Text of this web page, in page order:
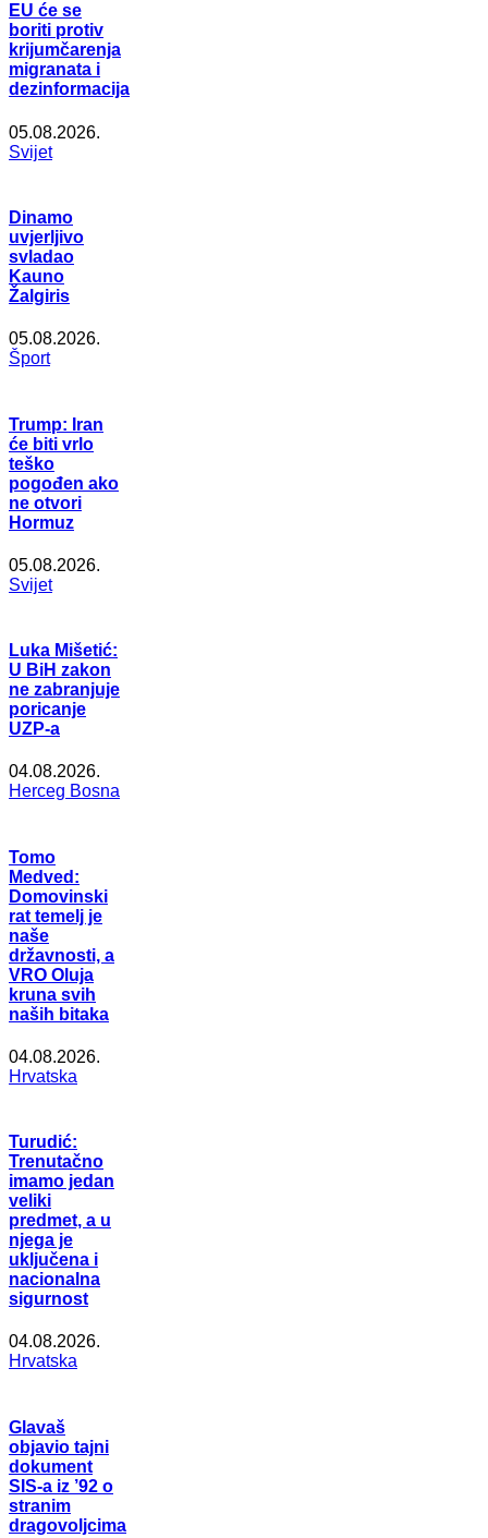
EU će se
boriti protiv
krijumčarenja
migranata i
dezinformacija
05.08.2026.
Svijet
Dinamo
uvjerljivo
svladao
Kauno
Žalgiris
05.08.2026.
Šport
Trump: Iran
će biti vrlo
teško
pogođen ako
ne otvori
Hormuz
05.08.2026.
Svijet
Luka Mišetić:
U BiH zakon
ne zabranjuje
poricanje
UZP-a
04.08.2026.
Herceg Bosna
Tomo
Medved:
Domovinski
rat temelj je
naše
državnosti, a
VRO Oluja
kruna svih
naših bitaka
04.08.2026.
Hrvatska
Turudić:
Trenutačno
imamo jedan
veliki
predmet, a u
njega je
uključena i
nacionalna
sigurnost
04.08.2026.
Hrvatska
Glavaš
objavio tajni
dokument
SIS-a iz ’92 o
stranim
dragovoljcima